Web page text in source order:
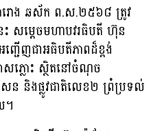
ាំរោង ឆស័ក ព.ស.២៥៦៨ ត្រូវ
ះ សម្តេចមហាបវរធិបតី ហ៊ុន
ញ្ជើញជាអធិបតីភាពដ៏ខ្ពង់
ាសភ្លោះ ស្ថិតនៅចំណុច​
ន និងផ្លូវជាតិលេខ២ ព្រំប្រទល់
។